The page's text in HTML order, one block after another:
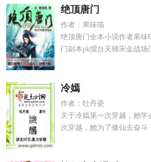
绝顶唐门
作者：果味喵
绝顶唐门全本小说作者果味
门副本pk擂台天梯宋金战场
冷嫣
作者：牡丹瓷
关于冷嫣第一次穿越，她
次穿越，她为了修仙去奋